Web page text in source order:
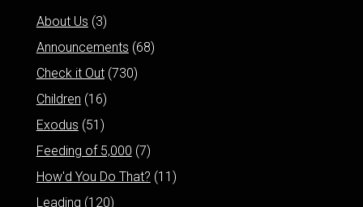
About Us (3)
Announcements (68)
Check it Out(730)
Children (16)
Exodus (51)
Feeding of 5,000 (7)
How'd You Do That? (11)
Leading (120)